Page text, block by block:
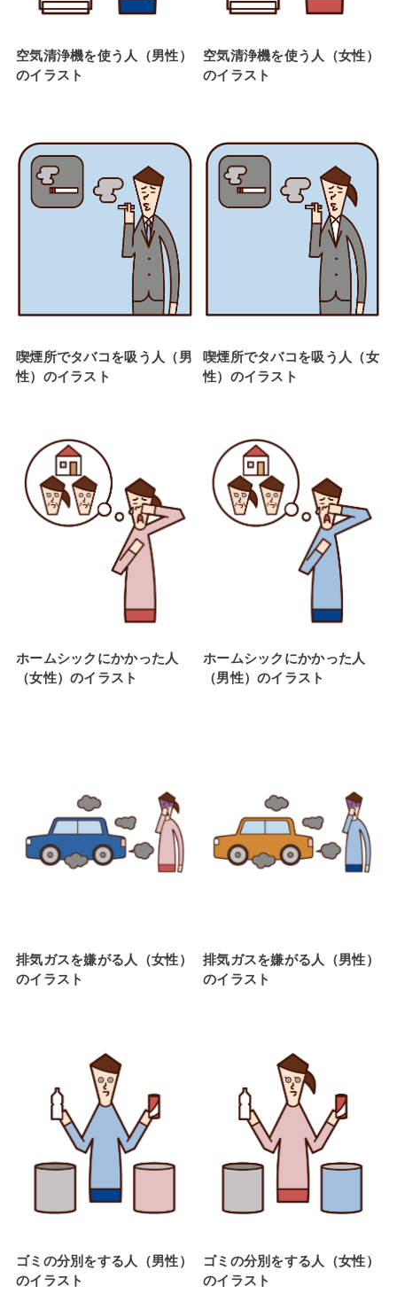
空気清浄機を使う人（男性）
のイラスト
空気清浄機を使う人（女性）
のイラスト
喫煙所でタバコを吸う人（男
性）のイラスト
喫煙所でタバコを吸う人（女
性）のイラスト
ホームシックにかかった人
（女性）のイラスト
ホームシックにかかった人
（男性）のイラスト
排気ガスを嫌がる人（女性）
のイラスト
排気ガスを嫌がる人（男性）
のイラスト
ゴミの分別をする人（男性）
のイラスト
ゴミの分別をする人（女性）
のイラスト